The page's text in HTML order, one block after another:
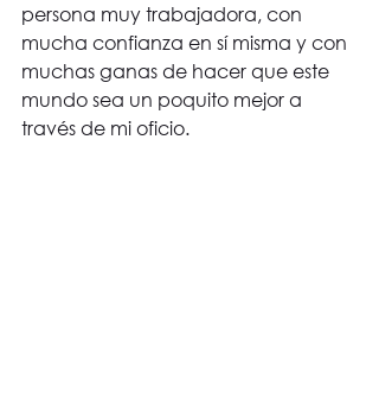
persona muy trabajadora, con
mucha confianza en sí misma y con
muchas ganas de hacer que este
mundo sea un poquito mejor a
través de mi oficio.